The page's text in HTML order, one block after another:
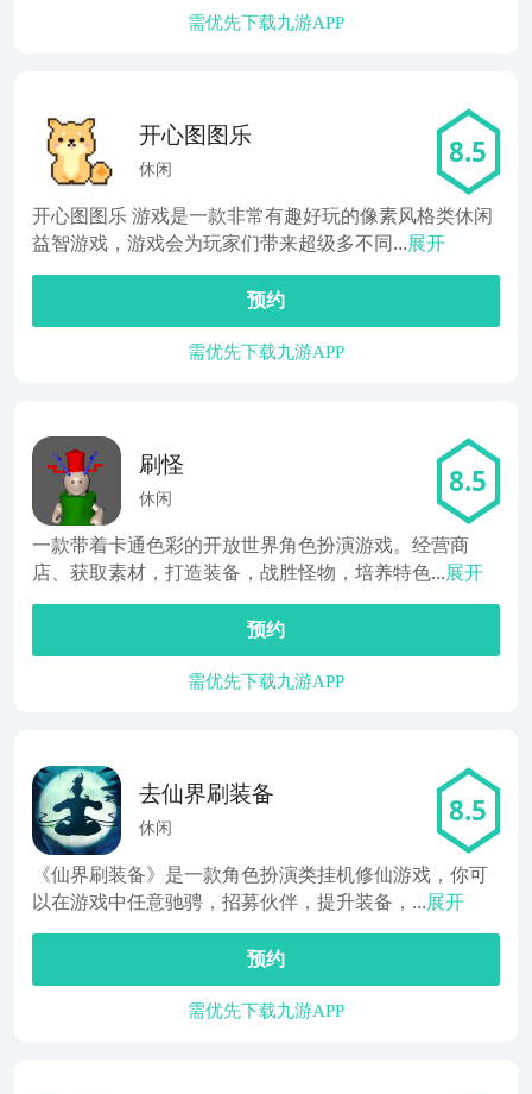
需优先下载九游APP
开心图图乐
休闲 8.5
开心图图乐 游戏是一款非常有趣好玩的像素风格类休闲
益智游戏，游戏会为玩家们带来超级多不同...展开
预约
需优先下载九游APP
刷怪
休闲 8.5
一款带着卡通色彩的开放世界角色扮演游戏。经营商
店、获取素材，打造装备，战胜怪物，培养特色...展开
预约
需优先下载九游APP
去仙界刷装备
休闲 8.5
《仙界刷装备》是一款角色扮演类挂机修仙游戏，你可
以在游戏中任意驰骋，招募伙伴，提升装备，...展开
预约
需优先下载九游APP